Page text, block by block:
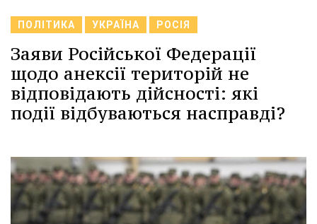
ПОЛІТИКА УКРАЇНА РОСІЯ
Заяви Російської Федерації
щодо анексії територій не
відповідають дійсності: які
події відбуваються насправді?